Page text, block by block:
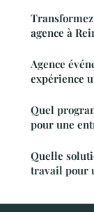
agence à
Agence
expérience
Quel
pour une
Quelle
travail pour